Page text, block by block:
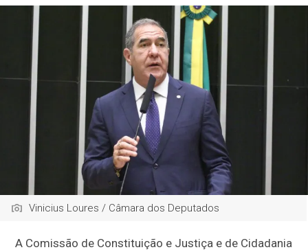
Vinicius Loures / Câmara dos Deputados
A Comissão de Constituição e Justiça e de Cidadania